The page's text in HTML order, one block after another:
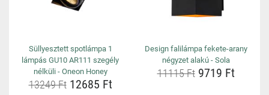
Süllyesztett spotlámpa 1
lámpás GU10 AR111 szegély
nélküli - Oneon Honey
13249 Ft12685 Ft
Design falilámpa fekete-arany
négyzet alakú - Sola
11115 Ft9719 Ft